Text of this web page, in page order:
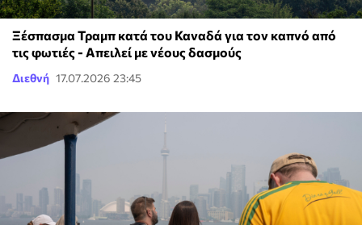
Ξέσπασμα Τραμπ κατά του Καναδά για τον καπνό από
τις φωτιές - Απειλεί με νέους δασμούς
Διεθνή 17.07.2026 23:45